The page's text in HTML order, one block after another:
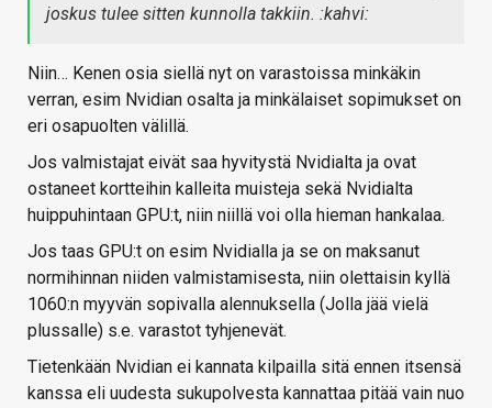
joskus tulee sitten kunnolla takkiin. :kahvi:
Niin… Kenen osia siellä nyt on varastoissa minkäkin
verran, esim Nvidian osalta ja minkälaiset sopimukset on
eri osapuolten välillä.
Jos valmistajat eivät saa hyvitystä Nvidialta ja ovat
ostaneet kortteihin kalleita muisteja sekä Nvidialta
huippuhintaan GPU:t, niin niillä voi olla hieman hankalaa.
Jos taas GPU:t on esim Nvidialla ja se on maksanut
normihinnan niiden valmistamisesta, niin olettaisin kyllä
1060:n myyvän sopivalla alennuksella (Jolla jää vielä
plussalle) s.e. varastot tyhjenevät.
Tietenkään Nvidian ei kannata kilpailla sitä ennen itsensä
kanssa eli uudesta sukupolvesta kannattaa pitää vain nuo